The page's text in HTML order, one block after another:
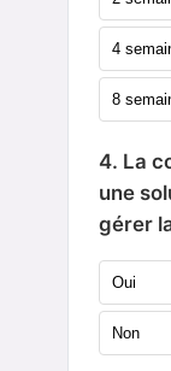
4
8
4. La
une
gérer
Oui
Non